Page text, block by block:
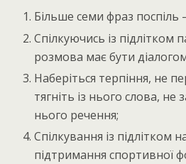
Більше семи фраз поспіль
Спілкуючись із підлітком
розмова має бути
Наберіться терпіння, не
тягніть із нього слова, не
нього речення;
Спілкування із підлітком
підтримання спортивної